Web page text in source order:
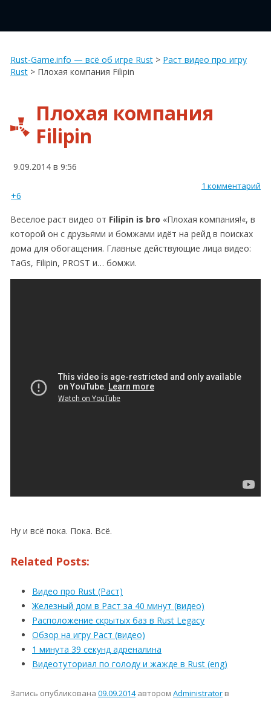
Rust-Game.info — всё об игре Rust > Раст видео про игру
Rust > Плохая компания Filipin
Плохая компания
Filipin
9.09.2014 в 9:56
1 комментарий
+6
Веселое раст видео от Filipin is bro «Плохая компания!«, в
которой он с друзьями и бомжами идёт на рейд в поисках
дома для обогащения. Главные действующие лица видео:
TaGs, Filipin, PROST и… бомжи.
Ну и всё пока. Пока. Всё.
Related Posts:
Видео про Rust (Раст)
Железный дом в Раст за 40 минут (видео)
Расположение скрытых баз в Rust Legacy
Обзор на игру Раст (видео)
1 минута 39 секунд адреналина
Видеотуториал по голоду и жажде в Rust (eng)
Запись опубликована 09.09.2014автором Administrator в